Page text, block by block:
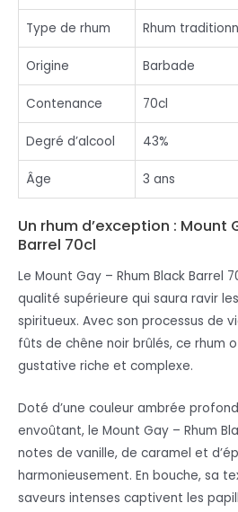
Type de rhum Rhum
Origine Barbade
Contenance 70cl
Degré d’alcool 43%
Âge 3 ans
Un rhum d’exception : Mount
Barrel 70cl
Le Mount Gay – Rhum Black Barrel
qualité supérieure qui saura ravir
spiritueux. Avec son processus de
fûts de chêne noir brûlés, ce rhum
gustative riche et complexe.
Doté d’une couleur ambrée
envoûtant, le Mount Gay – Rhum
notes de vanille, de caramel et
harmonieusement. En bouche, sa
saveurs intenses captivent les